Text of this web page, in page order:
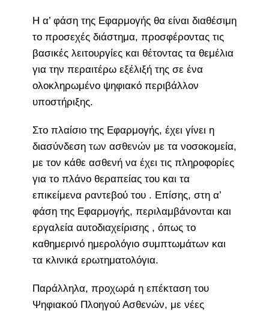
Η α’ φάση της Εφαρμογής θα είναι διαθέσιμη
το προσεχές διάστημα, προσφέροντας τις
βασικές λειτουργίες και θέτοντας τα θεμέλια
για την περαιτέρω εξέλιξή της σε ένα
ολοκληρωμένο ψηφιακό περιβάλλον
υποστήριξης.
Στο πλαίσιο της Εφαρμογής, έχει γίνει η
διασύνδεση των ασθενών με τα νοσοκομεία,
με τον κάθε ασθενή να έχει τις πληροφορίες
για το πλάνο θεραπείας του και τα
επικείμενα ραντεβού του . Επίσης, στη α’
φάση της Εφαρμογής, περιλαμβάνονται και
εργαλεία αυτοδιαχείρισης , όπως το
καθημερινό ημερολόγιο συμπτωμάτων και
τα κλινικά ερωτηματολόγια.
Παράλληλα, προχωρά η επέκταση του
Ψηφιακού Πλοηγού Ασθενών, με νέες